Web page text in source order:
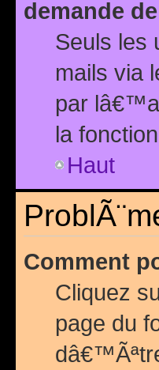
demande
Seuls les
mails via
par
la
Haut
Comment
Cliquez
page du